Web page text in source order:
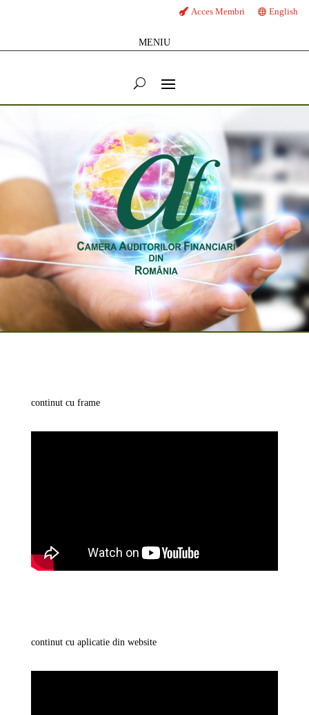
Acces Membri English
MENIU
continut cu frame
continut cu aplicatie din website